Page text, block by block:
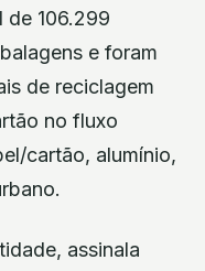
de 106.299
e foram
de reciclagem
no fluxo
cartão, alumínio,
assinala